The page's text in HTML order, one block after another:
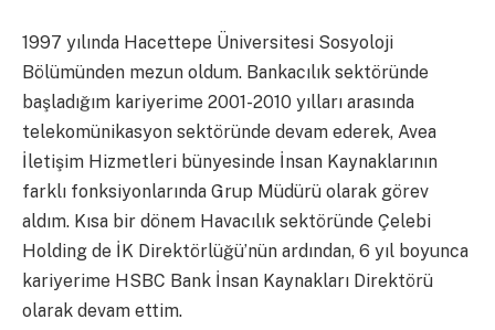
1997 yılında Hacettepe Üniversitesi Sosyoloji
Bölümünden mezun oldum. Bankacılık sektöründe
başladığım kariyerime 2001-2010 yılları arasında
telekomünikasyon sektöründe devam ederek, Avea
İletişim Hizmetleri bünyesinde İnsan Kaynaklarının
farklı fonksiyonlarında Grup Müdürü olarak görev
aldım. Kısa bir dönem Havacılık sektöründe Çelebi
Holding de İK Direktörlüğü’nün ardından, 6 yıl boyunca
kariyerime HSBC Bank İnsan Kaynakları Direktörü
olarak devam ettim.